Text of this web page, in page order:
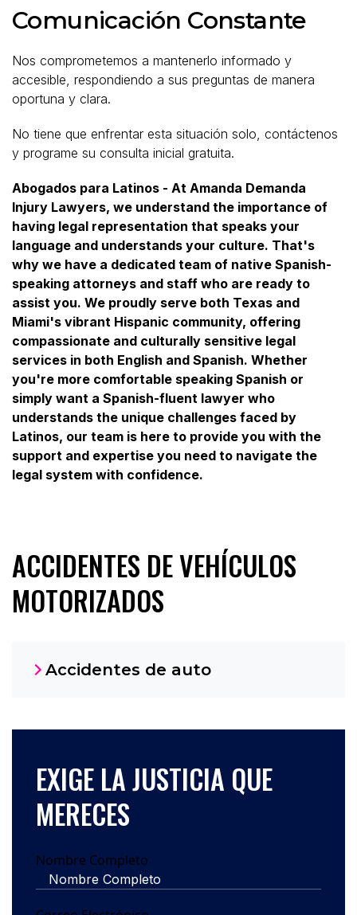
Comunicación Constante
Nos comprometemos a mantenerlo informado y
accesible, respondiendo a sus preguntas de manera
oportuna y clara.
No tiene que enfrentar esta situación solo, contáctenos
y programe su consulta inicial gratuita.
Abogados para Latinos - At Amanda Demanda
Injury Lawyers, we understand the importance of
having legal representation that speaks your
language and understands your culture. That's
why we have a dedicated team of native Spanish-
speaking attorneys and staff who are ready to
assist you. We proudly serve both Texas and
Miami's vibrant Hispanic community, offering
compassionate and culturally sensitive legal
services in both English and Spanish. Whether
you're more comfortable speaking Spanish or
simply want a Spanish-fluent lawyer who
understands the unique challenges faced by
Latinos, our team is here to provide you with the
support and expertise you need to navigate the
legal system with confidence.
ACCIDENTES DE VEHÍCULOS
MOTORIZADOS
Accidentes de auto
EXIGE LA JUSTICIA QUE
MERECES
Nombre Completo